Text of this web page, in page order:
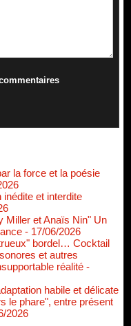
la force et la poésie
et interdite
Miller et Anaïs Nin" Un
- 17/06/2026
bordel… Cocktail
et autres
réalité -
habile et délicate
le phare", entre présent
2026